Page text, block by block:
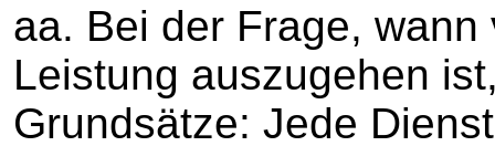
aa. Bei der Frage,
Leistung auszugehen
Grundsätze: Jede